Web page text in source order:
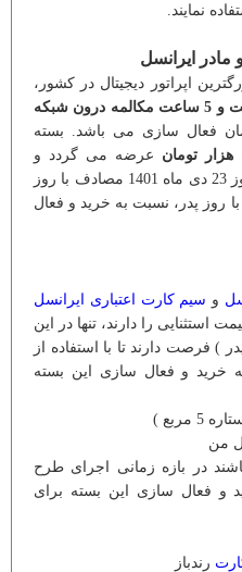
نمایند.
ایرانسل
اپراتور دیجیتال در کشور،
5 گیگا بایت اینترنت و 5 ساعت مکالمه درون شبکه
فعال سازی می باشد. بسته
عرضه می گردد و
علاقمندان به خرید می توانند از روز 23 دی ماه 1401 مصادف با روز
ماه 1401 همزمان با روز پدر، نسبت به خرید و فعال
و سیم کارت اعتباری ایرانسل
استثنایی را دارند، تنها در این
) فرصت دارند تا با استفاده از
خرید و فعال سازی این بسته
من
در بازه زمانی اجرای طرح
و فعال سازی این بسته برای
رندباز